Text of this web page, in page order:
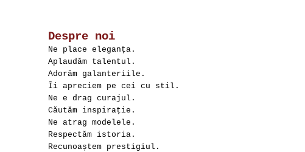
Despre noi
Ne place eleganța.
Aplaudăm talentul.
Adorăm galanteriile.
Îi apreciem pe cei cu stil.
Ne e drag curajul.
Căutăm inspirație.
Ne atrag modelele.
Respectăm istoria.
Recunoaștem prestigiul.